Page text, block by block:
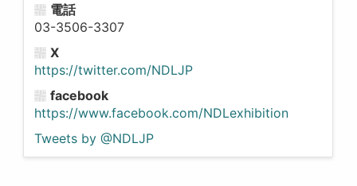
電話
03-3506-3307
X
https://twitter.com/NDLJP
facebook
https://www.facebook.com/NDLexhibition
Tweets by @NDLJP